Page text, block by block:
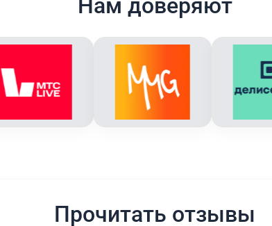
Нам доверяют
Прочитать отзывы